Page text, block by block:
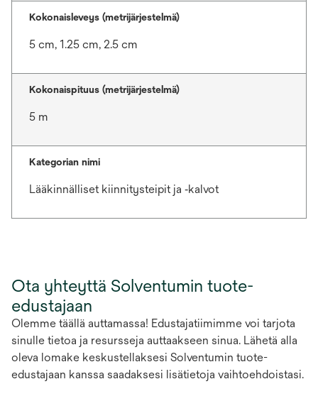
Kokonaisleveys (metrijärjestelmä)
5 cm, 1.25 cm, 2.5 cm
Kokonaispituus (metrijärjestelmä)
5 m
Kategorian nimi
Lääkinnälliset kiinnitysteipit ja ‑kalvot
Ota yhteyttä Solventumin tuote-
edustajaan
Olemme täällä auttamassa! Edustajatiimimme voi tarjota
sinulle tietoa ja resursseja auttaakseen sinua. Lähetä alla
oleva lomake keskustellaksesi Solventumin tuote-
edustajaan kanssa saadaksesi lisätietoja vaihtoehdoistasi.